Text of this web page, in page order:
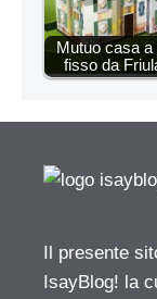
Mutuo casa a
fisso da
Il presente
IsayBlog! la